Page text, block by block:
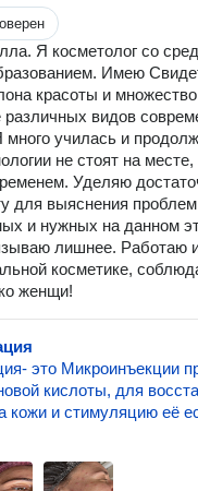
Я косметолог со
Имею
красоты и
различных видов
много училась и
не стоят на
Уделяю
для выяснения
и нужных на данном
лишнее. Работаю
косметике,
женщи!
это Микроинъекции
кислоты, для
кожи и стимуляцию её